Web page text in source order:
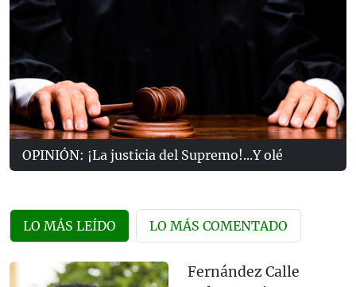
OPINIÓN: ¡La justicia del Supremo!...Y olé
LO MÁS LEÍDO LO MÁS COMENTADO
Fernández Calle